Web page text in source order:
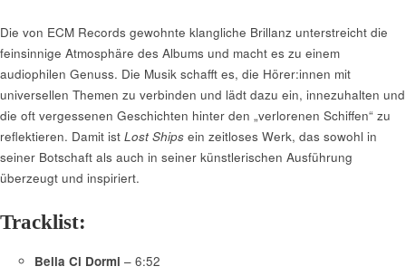
Die von ECM Records gewohnte klangliche Brillanz unterstreicht die
feinsinnige Atmosphäre des Albums und macht es zu einem
audiophilen Genuss. Die Musik schafft es, die Hörer:innen mit
universellen Themen zu verbinden und lädt dazu ein, innezuhalten und
die oft vergessenen Geschichten hinter den „verlorenen Schiffen“ zu
reflektieren. Damit ist Lost Ships ein zeitloses Werk, das sowohl in
seiner Botschaft als auch in seiner künstlerischen Ausführung
überzeugt und inspiriert.
Tracklist:
Bella Ci Dormi – 6:52